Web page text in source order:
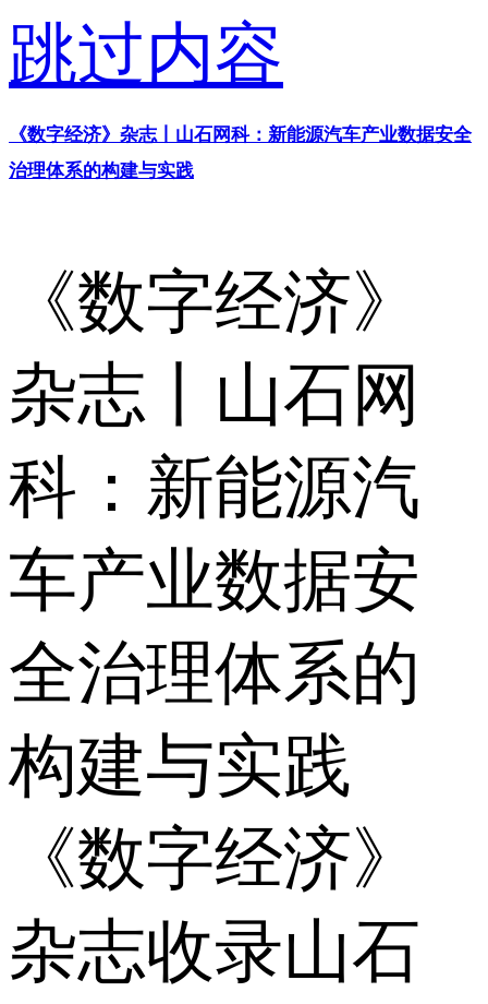
跳过内容
《数字经济》杂志丨山石网科：新能源汽车产业数据安全
治理体系的构建与实践
《数字经济》
杂志丨山石网
科：新能源汽
车产业数据安
全治理体系的
构建与实践
《数字经济》
杂志收录山石